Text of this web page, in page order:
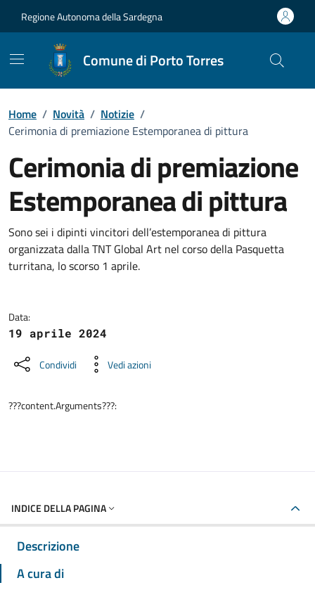
Regione Autonoma della Sardegna
Comune di Porto Torres
Home / Novità / Notizie /
Cerimonia di premiazione Estemporanea di pittura
Cerimonia di premiazione
Estemporanea di pittura
Dettagli della notizia
Sono sei i dipinti vincitori dell’estemporanea di pittura
organizzata dalla TNT Global Art nel corso della Pasquetta
turritana, lo scorso 1 aprile.
Data:
19 aprile 2024
Condividi Vedi azioni
???content.Arguments???:
INDICE DELLA PAGINA
Descrizione
A cura di